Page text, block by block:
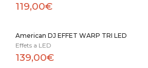
119,00€
American DJ EFFET WARP TRI LED
Effets a LED
139,00€